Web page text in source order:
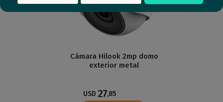
Cámara Hilook 2mp domo
exterior metal
USD 27,85